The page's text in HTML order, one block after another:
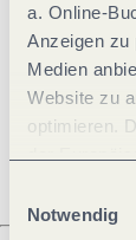
a. Online-
Anzeigen zu
Medien
Website zu
optimieren.
jederzeit
Notwendig